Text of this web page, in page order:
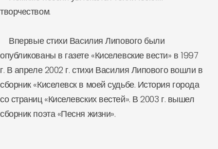
творчеством.
Впервые стихи Василия Липового были
опубликованы в газете «Киселевские вести» в 1997
г. В апреле 2002 г. стихи Василия Липового вошли в
сборник «Киселевск в моей судьбе. История города
со страниц «Киселевских вестей». В 2003 г. вышел
сборник поэта «Песня жизни».